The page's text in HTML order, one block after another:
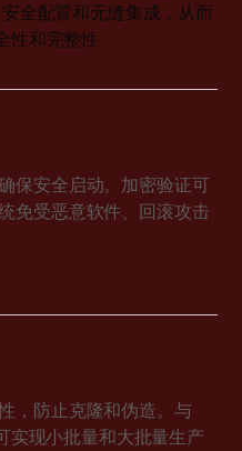
全配置和无缝集成，从而
性和完整性
保安全启动。加密验证可
免受恶意软件、回滚攻击
，防止克隆和伪造。与
实现小批量和大批量生产